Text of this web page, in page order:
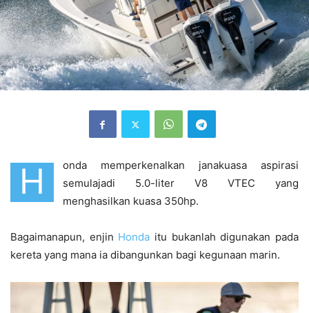
H
onda memperkenalkan janakuasa aspirasi
semulajadi 5.0-liter V8 VTEC yang
menghasilkan kuasa 350hp.
Bagaimanapun, enjin Honda itu bukanlah digunakan pada
kereta yang mana ia dibangunkan bagi kegunaan marin.